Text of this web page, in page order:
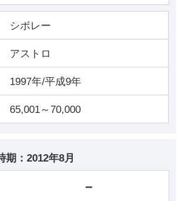
シボレー
アストロ
1997年/平成9年
65,001～70,000
期： 2012年8月
－